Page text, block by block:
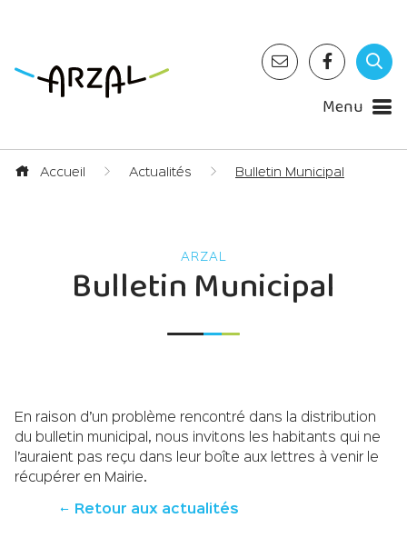
Menu
Accueil Actualités Bulletin Municipal
Bulletin Municipal
En raison d’un problème rencontré dans la distribution
du bulletin municipal, nous invitons les habitants qui ne
l’auraient pas reçu dans leur boîte aux lettres à venir le
récupérer en Mairie.
Retour aux actualités